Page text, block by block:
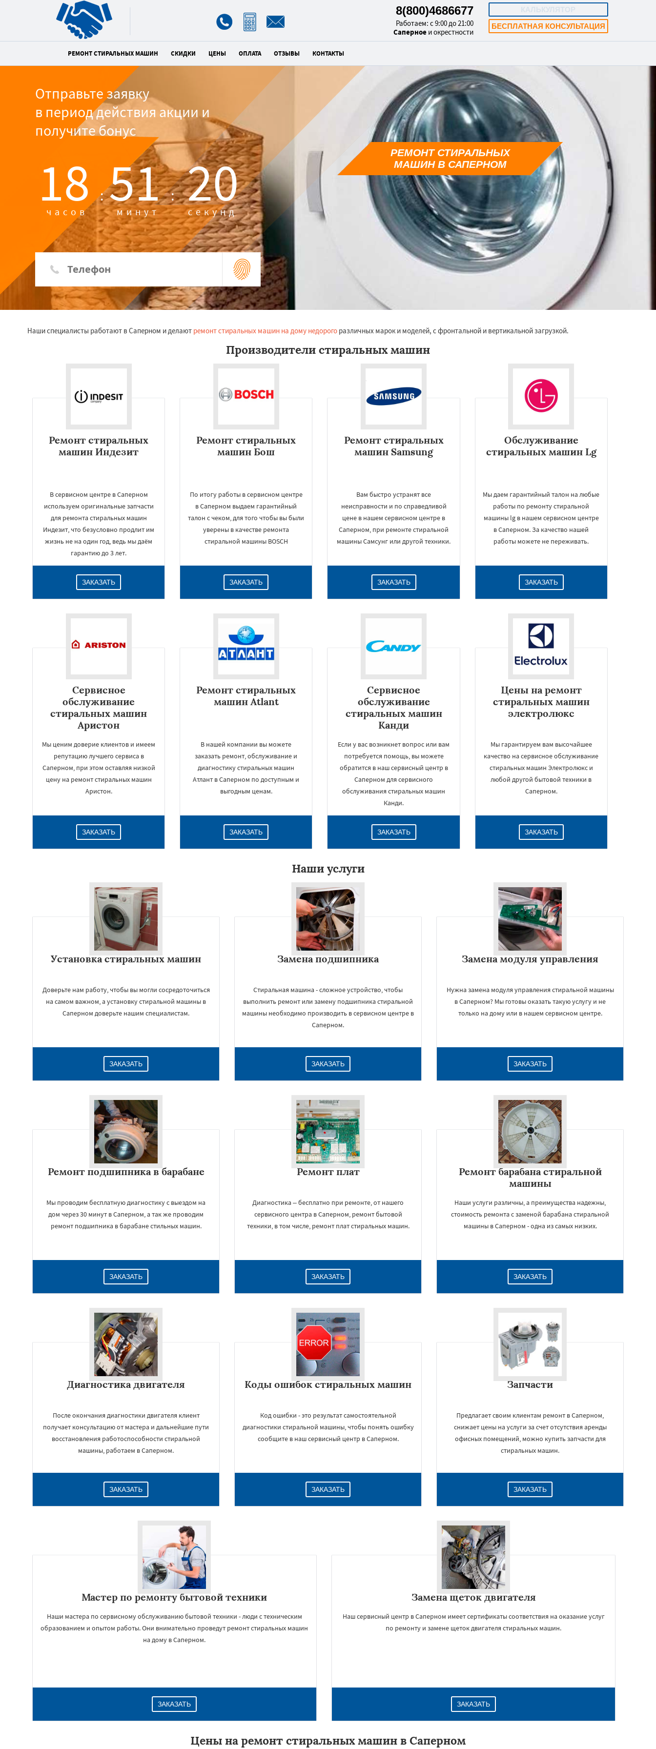
КАЛЬКУЛЯТОР
БЕСПЛАТНАЯ КОНСУЛЬТАЦИЯ
8(800)4686677
Работаем: с 9:00 до 21:00
Саперное и окрестности
РЕМОНТ СТИРАЛЬНЫХ МАШИН СКИДКИ ЦЕНЫ ОПЛАТА ОТЗЫВЫ КОНТАКТЫ
Отправьте заявку
в период действия акции и
получите бонус
18 :
часов 51 :
минут 19
секунд
РЕМОНТ СТИРАЛЬНЫХ
МАШИН В САПЕРНОМ
Наши специалисты работают в Саперном и делают ремонт стиральных машин на дому недорого различных марок и моделей, с фронтальной и вертикальной загрузкой.
Производители стиральных машин
Ремонт стиральных
машин Индезит
В сервисном центре в Саперном
используем оригинальные запчасти
для ремонта стиральных машин
Индезит, что безусловно продлит им
жизнь не на один год, ведь мы даём
гарантию до 3 лет.
ЗАКАЗАТЬ
Ремонт стиральных
машин Бош
По итогу работы в сервисном центре
в Саперном выдаем гарантийный
талон с чеком, для того чтобы вы были
уверены в качестве ремонта
стиральной машины BOSCH
ЗАКАЗАТЬ
Ремонт стиральных
машин Samsung
Вам быстро устранят все
неисправности и по справедливой
цене в нашем сервисном центре в
Саперном, при ремонте стиральной
машины Самсунг или другой техники.
ЗАКАЗАТЬ
Обслуживание
стиральных машин Lg
Мы даем гарантийный талон на любые
работы по ремонту стиральной
машины lg в нашем сервисном центре
в Саперном. За качество нашей
работы можете не переживать.
ЗАКАЗАТЬ
Сервисное
обслуживание
стиральных машин
Аристон
Мы ценим доверие клиентов и имеем
репутацию лучшего сервиса в
Саперном, при этом оставляя низкой
цену на ремонт стиральных машин
Аристон.
ЗАКАЗАТЬ
Ремонт стиральных
машин Atlant
В нашей компании вы можете
заказать ремонт, обслуживание и
диагностику стиральных машин
Атлант в Саперном по доступным и
выгодным ценам.
ЗАКАЗАТЬ
Сервисное
обслуживание
стиральных машин
Канди
Если у вас возникнет вопрос или вам
потребуется помощь, вы можете
обратится в наш сервисный центр в
Саперном для сервисного
обслуживания стиральных машин
Канди.
ЗАКАЗАТЬ
Цены на ремонт
стиральных машин
электролюкс
Мы гарантируем вам высочайшее
качество на сервисное обслуживание
стиральных машин Электролюкс и
любой другой бытовой техники в
Саперном.
ЗАКАЗАТЬ
Наши услуги
Установка стиральных машин
Доверьте нам работу, чтобы вы могли сосредоточиться
на самом важном, а установку стиральной машины в
Саперном доверьте нашим специалистам.
ЗАКАЗАТЬ
Замена подшипника
Стиральная машина - сложное устройство, чтобы
выполнить ремонт или замену подшипника стиральной
машины необходимо производить в сервисном центре в
Саперном.
ЗАКАЗАТЬ
Замена модуля управления
Нужна замена модуля управления стиральной машины
в Саперном? Мы готовы оказать такую услугу и не
только на дому или в нашем сервисном центре.
ЗАКАЗАТЬ
Ремонт подшипника в барабане
Мы проводим бесплатную диагностику с выездом на
дом через 30 минут в Саперном, а так же проводим
ремонт подшипника в барабане стильных машин.
ЗАКАЗАТЬ
Ремонт плат
Диагностика – бесплатно при ремонте, от нашего
сервисного центра в Саперном, ремонт бытовой
техники, в том числе, ремонт плат стиральных машин.
ЗАКАЗАТЬ
Ремонт барабана стиральной
машины
Наши услуги различны, а преимущества надежны,
стоимость ремонта с заменой барабана стиральной
машины в Саперном - одна из самых низких.
ЗАКАЗАТЬ
Диагностика двигателя
После окончания диагностики двигателя клиент
получает консультацию от мастера и дальнейшие пути
восстановления работоспособности стиральной
машины, работаем в Саперном.
ЗАКАЗАТЬ
Коды ошибок стиральных машин
Код ошибки - это результат самостоятельной
диагностики стиральной машины, чтобы понять ошибку
сообщите в наш сервисный центр в Саперном.
ЗАКАЗАТЬ
Запчасти
Предлагает своим клиентам ремонт в Саперном,
снижает цены на услуги за счет отсутствия аренды
офисных помещений, можно купить запчасти для
стиральных машин.
ЗАКАЗАТЬ
Мастер по ремонту бытовой техники
Наши мастера по сервисному обслуживанию бытовой техники - люди с техническим
образованием и опытом работы. Они внимательно проведут ремонт стиральных машин
на дому в Саперном.
ЗАКАЗАТЬ
Замена щеток двигателя
Наш сервисный центр в Саперном имеет сертификаты соответствия на оказание услуг
по ремонту и замене щеток двигателя стиральных машин.
ЗАКАЗАТЬ
Цены на ремонт стиральных машин в Саперном
×
Даю согласие на обработку персональных данных